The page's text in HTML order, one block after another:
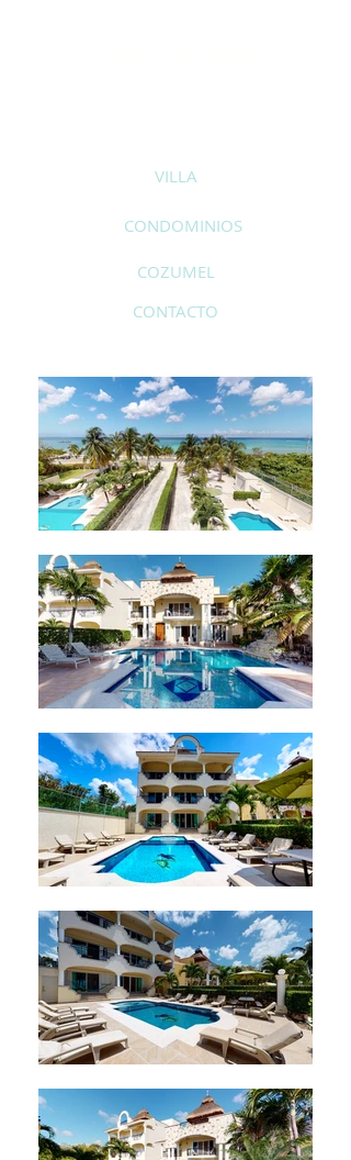
VILLA
CONDOMINIOS
COZUMEL
CONTACTO